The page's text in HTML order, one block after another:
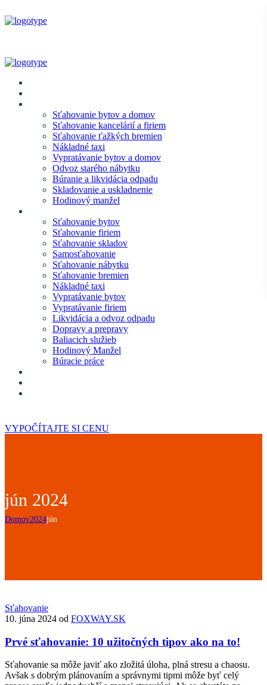
Sťahovanie bytov a domov
Sťahovanie kancelárií a firiem
Sťahovanie ťažkých bremien
Nákladné taxi
Vypratávanie bytov a domov
Odvoz starého nábytku
Búranie a likvidácia odpadu
Skladovanie a uskladnenie
Hodinový manžel
Sťahovanie bytov
Sťahovanie firiem
Sťahovanie skladov
Samosťahovanie
Sťahovanie nábytku
Sťahovanie bremien
Nákladné taxi
Vypratávanie bytov
Vypratávanie firiem
Likvidácia a odvoz odpadu
Dopravy a prepravy
Baliacich služieb
Hodinový Manžel
Búracie práce
VYPOČÍTAJTE SI CENU
jún 2024
Domov2024jún
Sťahovanie
10. júna 2024 od FOXWAY.SK
Prvé sťahovanie: 10 užitočných tipov ako na to!
Sťahovanie sa môže javiť ako zložitá úloha, plná stresu a chaosu.
Avšak s dobrým plánovaním a správnymi tipmi môže byť celý